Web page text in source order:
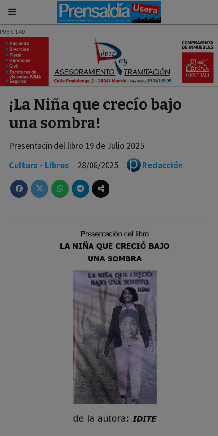
¡La Niña que crecío bajo
una sombra!
Presentacin del libro 19 de Julio 2025
Cultura - Libros
28/06/2025 Redacción